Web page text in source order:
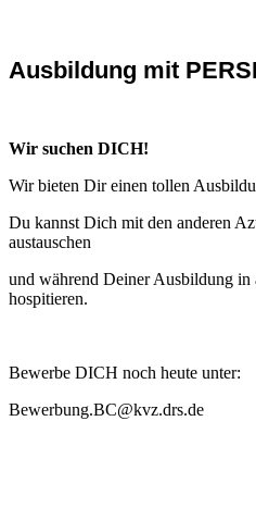
Ausbildung mit
Wir suchen DICH!
Wir bieten Dir einen tollen
Du kannst Dich mit den anderen
austauschen
und während Deiner Ausbildung in
hospitieren.
Bewerbe DICH noch heute unter:
Bewerbung.BC@kvz.drs.de